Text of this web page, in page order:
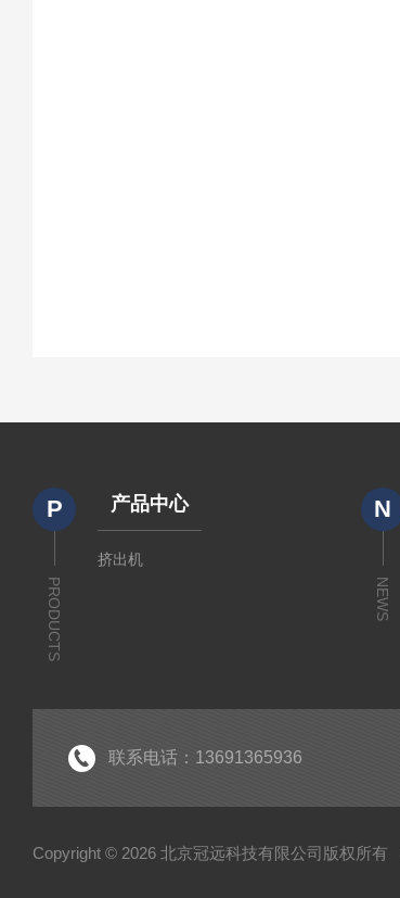
P
PRODUCTS
产品中心
挤出机
N
NEWS
联系电话：13691365936
Copyright © 2026 北京冠远科技有限公司版权所有